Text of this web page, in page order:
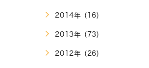
2014年 (16)
2013年 (73)
2012年 (26)